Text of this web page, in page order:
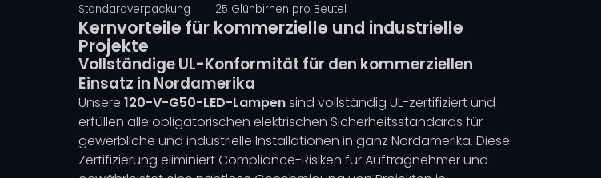
Standardverpackung
25 Glühbirnen pro Beutel
Kernvorteile für kommerzielle und industrielle
Projekte
Vollständige UL-Konformität für den kommerziellen
Einsatz in Nordamerika
Unsere 120-V-G50-LED-Lampensind vollständig UL-zertifiziert und
erfüllen alle obligatorischen elektrischen Sicherheitsstandards für
gewerbliche und industrielle Installationen in ganz Nordamerika. Diese
Zertifizierung eliminiert Compliance-Risiken für Auftragnehmer und